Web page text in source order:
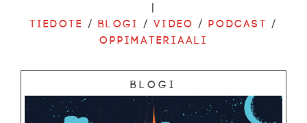
|
Tiedote /Blogi /Video /Podcast /
Oppimateriaali
Blogi